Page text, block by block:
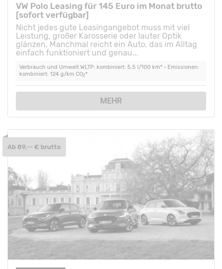
VW Polo Leasing für 145 Euro im Monat brutto
[sofort verfügbar]
Nicht jedes gute Leasingangebot muss mit viel
Leistung, großer Karosserie oder lauter Optik
glänzen. Manchmal reicht ein Auto, das im Alltag
einfach funktioniert und genau...
Verbrauch und Umwelt WLTP: kombiniert: 5,5 l/100 km* • Emissionen:
kombiniert: 124 g/km CO2*
MEHR
Ab 89,-- € brutto